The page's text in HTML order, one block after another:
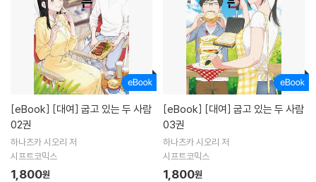
[eBook]
02권
하나츠카 시오리 저
시프트코믹스
1,800원
[eBook]
03권
하나츠카 시오리 저
시프트코믹스
1,800원